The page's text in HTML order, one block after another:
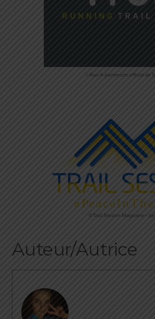
i-Run.fr partenaire officiel de
©Trail Session Magazine –
Auteur/Autrice